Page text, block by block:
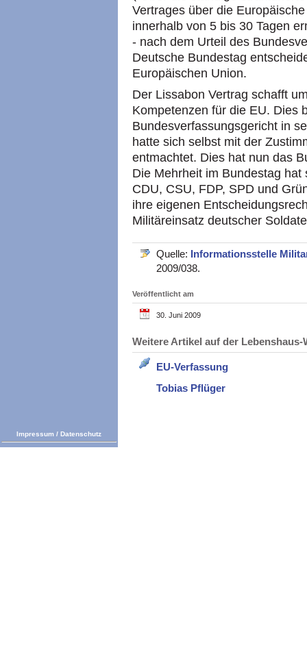
Vertrages über die
innerhalb von 5 bis 30 Tagen
- nach dem Urteil des
Deutsche Bundestag
Europäischen Union.
Der Lissabon Vertrag schafft
Kompetenzen für die EU. Dies
Bundesverfassungsgericht in
hatte sich selbst mit der
entmachtet. Dies hat nun das
Die Mehrheit im Bundestag
CDU, CSU, FDP, SPD und
ihre eigenen
Militäreinsatz deutscher
Quelle: Informationsstelle
2009/038.
Veröffentlicht am
30. Juni 2009
Weitere Artikel auf der
EU-Verfassung
Tobias Pflüger
Impressum / Datenschutz